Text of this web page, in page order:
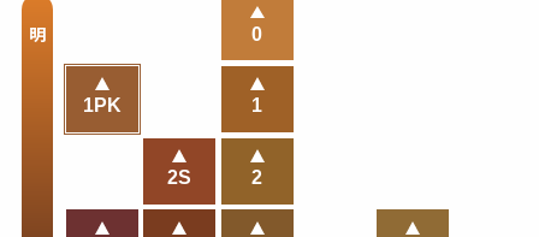
明
1PK
2S
0
1
2